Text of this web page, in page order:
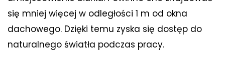
się mniej więcej w odległości 1 m od okna
dachowego. Dzięki temu zyska się dostęp do
naturalnego światła podczas pracy.